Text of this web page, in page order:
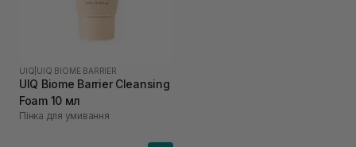
UIQ UIQ BIOME BARRIER
UIQ Biome Barrier Cleansing
Foam 10 мл
Пінка для умивання